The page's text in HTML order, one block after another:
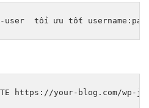
--user tối ưu tốt
https://your-blog.com/wp-